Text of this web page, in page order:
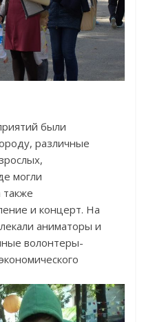
были
различные
могли
также
и концерт. На
аниматоры и
волонтеры-